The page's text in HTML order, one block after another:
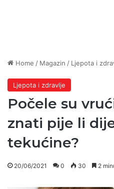
Home / Magazin / Ljepota i
Ljepota i zdravlje
Počele su
znati pije li
tekućine?
20/06/2021 0 30 2